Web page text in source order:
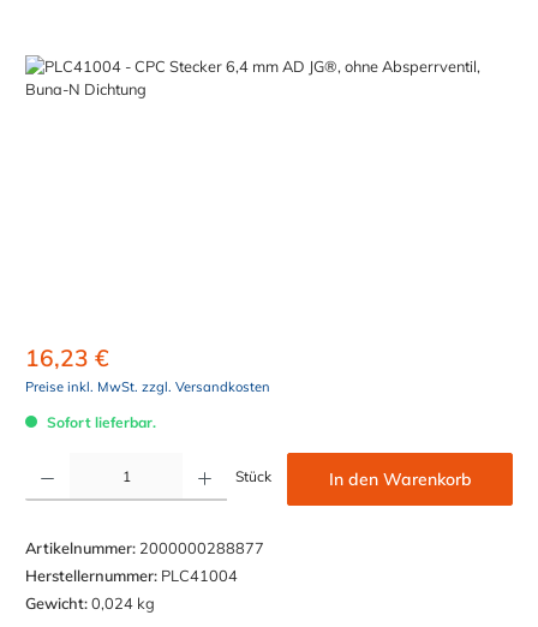
Bildergalerie überspringen
16,23 €
Preise inkl. MwSt. zzgl. Versandkosten
Sofort lieferbar.
Stück In den Warenkorb
Artikelnummer: 2000000288877
Herstellernummer: PLC41004
Gewicht:0,024 kg